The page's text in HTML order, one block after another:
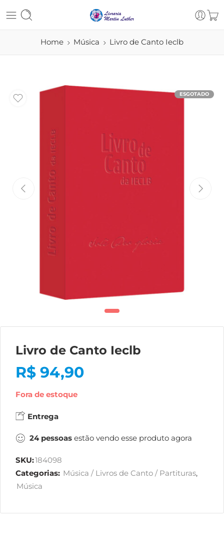
Home Música Livro de Canto Ieclb
ESGOTADO
Livro de Canto Ieclb
R$ 94,90
Fora de estoque
Entrega
24 pessoas estão vendo esse produto agora
SKU:184098
Categorias: Música / Livros de Canto / Partituras,
Música